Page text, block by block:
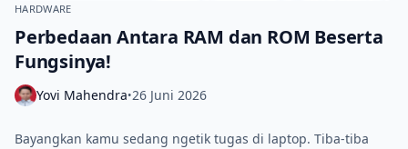
HARDWARE
Perbedaan Antara RAM dan ROM Beserta
Fungsinya!
Yovi Mahendra•26 Juni 2026
Bayangkan kamu sedang ngetik tugas di laptop. Tiba-tiba